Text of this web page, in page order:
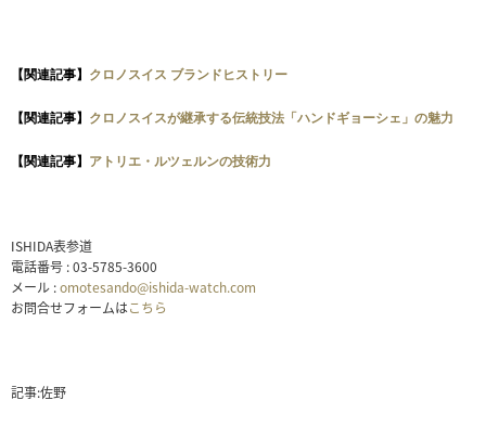
【関連記事】 クロノスイス ブランドヒストリー
【関連記事】 クロノスイスが継承する伝統技法「ハンドギョーシェ」の魅力
【関連記事】 アトリエ・ルツェルンの技術力
ISHIDA表参道
電話番号 : 03-5785-3600
メール :omotesando@ishida-watch.com
お問合せフォームはこちら
記事:佐野